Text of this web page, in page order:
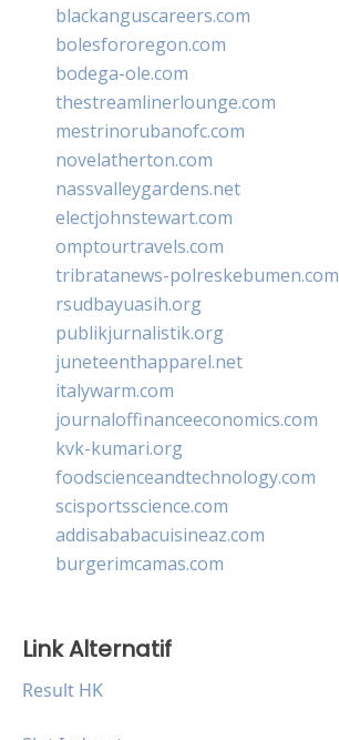
blackanguscareers.com
bolesfororegon.com
bodega-ole.com
thestreamlinerlounge.com
mestrinorubanofc.com
novelatherton.com
nassvalleygardens.net
electjohnstewart.com
omptourtravels.com
tribratanews-polreskebumen.com
rsudbayuasih.org
publikjurnalistik.org
juneteenthapparel.net
italywarm.com
journaloffinanceeconomics.com
kvk-kumari.org
foodscienceandtechnology.com
scisportsscience.com
addisababacuisineaz.com
burgerimcamas.com
Link Alternatif
Result HK